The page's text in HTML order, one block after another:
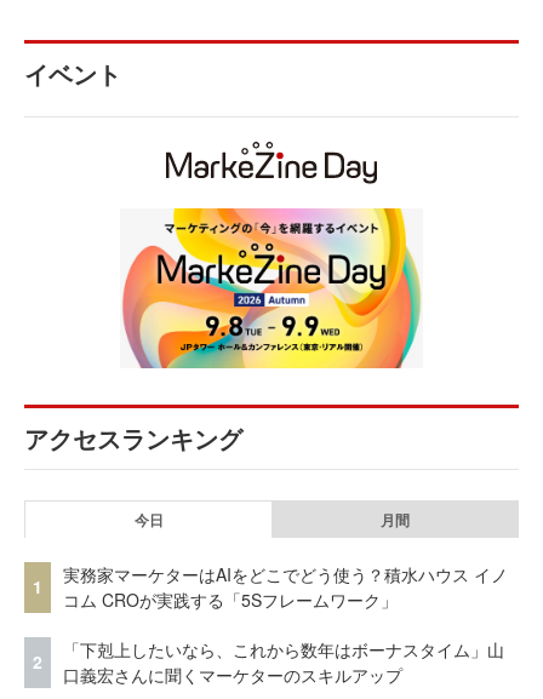
イベント
アクセスランキング
今日 月間
1
実務家マーケターはAIをどこでどう使う？積水ハウス イノ
コム CROが実践する「5Sフレームワーク」
2
「下剋上したいなら、これから数年はボーナスタイム」山
口義宏さんに聞くマーケターのスキルアップ